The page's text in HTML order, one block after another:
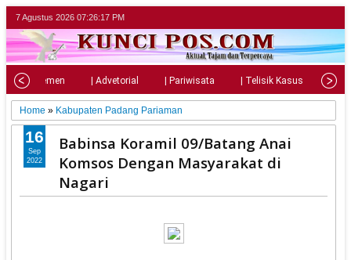
7 Agustus 2026 07:26:19 PM
| Parlemen | Advetorial | Pariwisata | Telisik Kasus |
Home » Kabupaten Padang Pariaman
Babinsa Koramil 09/Batang Anai
Komsos Dengan Masyarakat di
Nagari
16
Sep
2022